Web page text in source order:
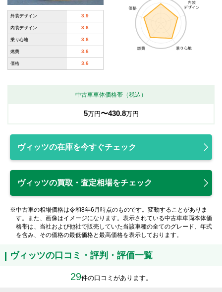
外装デザイン 3.9
内装デザイン 3.6
乗り心地 3.8
燃費 3.6
価格 3.6
中古車車体価格帯（税込）
5万円〜430.8万円
ヴィッツの在庫を今すぐチェック
ヴィッツの買取・査定相場をチェック
※中古車の相場価格は令和8年6月時点のものです。変動することがありま
す。また、画像はイメージになります。表示されている中古車車両本体価
格帯は、当社および他社で販売していた当該車種の全てのグレード、年式
を含み、その価格の最低価格と最高価格を表示しております。
ヴィッツの口コミ・評判・評価一覧
29件の口コミがあります。